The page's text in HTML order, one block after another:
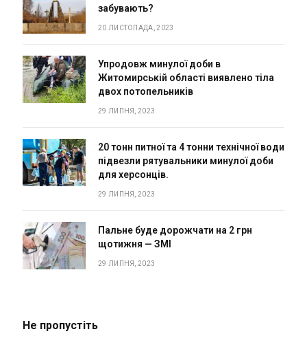
забувають?
20 ЛИСТОПАДА, 2023
Упродовж минулої доби в
Житомирській області виявлено тіла
двох потопельників
29 ЛИПНЯ, 2023
20 тонн питної та 4 тонни технічної води
підвезли рятувальники минулої доби
для херсонців.
29 ЛИПНЯ, 2023
Пальне буде дорожчати на 2 грн
щотижня — ЗМІ
29 ЛИПНЯ, 2023
Не пропустіть